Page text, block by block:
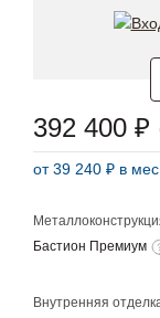
Бастион Премиум
Внутренняя
392 400 ₽
от 39 240 ₽ в мес.